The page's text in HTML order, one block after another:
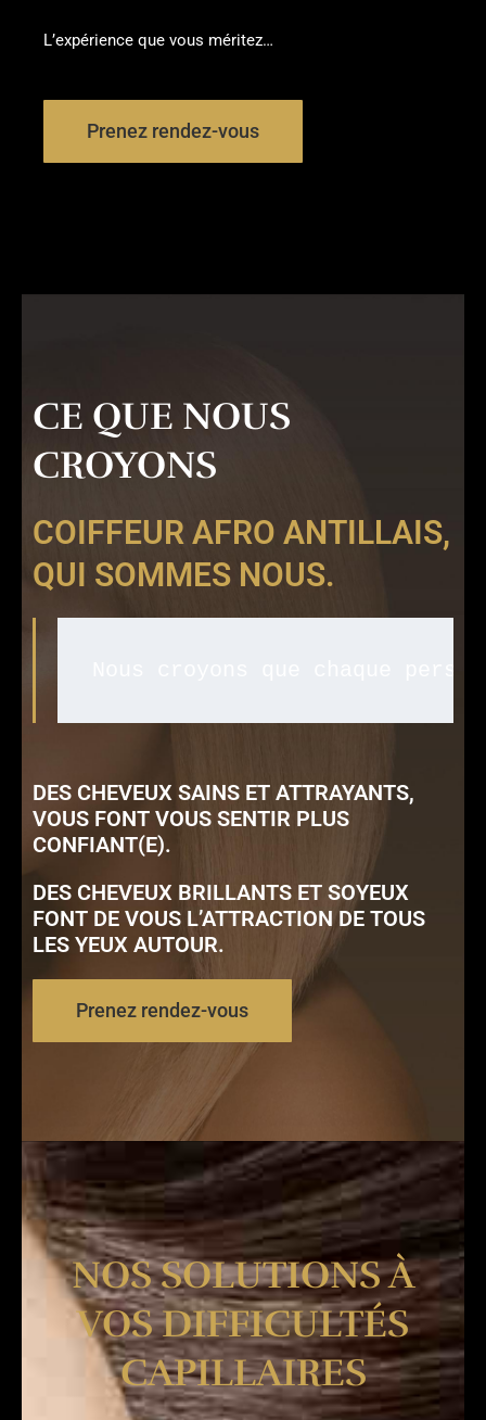
L’expérience que vous méritez…
Prenez rendez-vous
CE QUE NOUS
CROYONS
COIFFEUR AFRO ANTILLAIS,
QUI SOMMES NOUS.
DES CHEVEUX SAINS ET ATTRAYANTS,
VOUS FONT VOUS SENTIR PLUS
CONFIANT(E).
DES CHEVEUX BRILLANTS ET SOYEUX
FONT DE VOUS L’ATTRACTION DE TOUS
LES YEUX AUTOUR.
Prenez rendez-vous
NOS SOLUTIONS À
VOS DIFFICULTÉS
CAPILLAIRES